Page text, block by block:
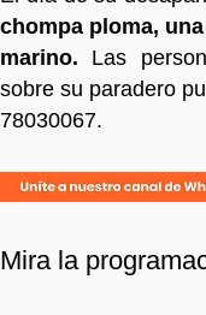
chompa ploma,
marino. Las
sobre su paradero
78030067.
Mira la